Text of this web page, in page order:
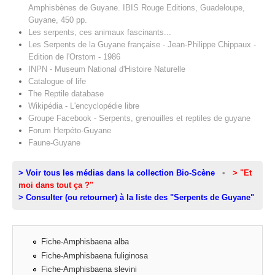
Amphisbènes de Guyane. IBIS Rouge Editions, Guadeloupe,
Guyane, 450 pp.
Les serpents, ces animaux fascinants...
Les Serpents de la Guyane française - Jean-Philippe Chippaux -
Edition de l'Orstom - 1986
INPN - Museum National d'Histoire Naturelle
Catalogue of life
The Reptile database
Wikipédia - L'encyclopédie libre
Groupe Facebook - Serpents, grenouilles et reptiles de guyane
Forum Herpéto-Guyane
Faune-Guyane
> Voir tous les médias dans la collection Bio-Scène • > "Et
moi dans tout ça ?"
> Consulter (ou retourner) à la liste des "Serpents de Guyane"
Fiche-Amphisbaena alba
Fiche-Amphisbaena fuliginosa
Fiche-Amphisbaena slevini